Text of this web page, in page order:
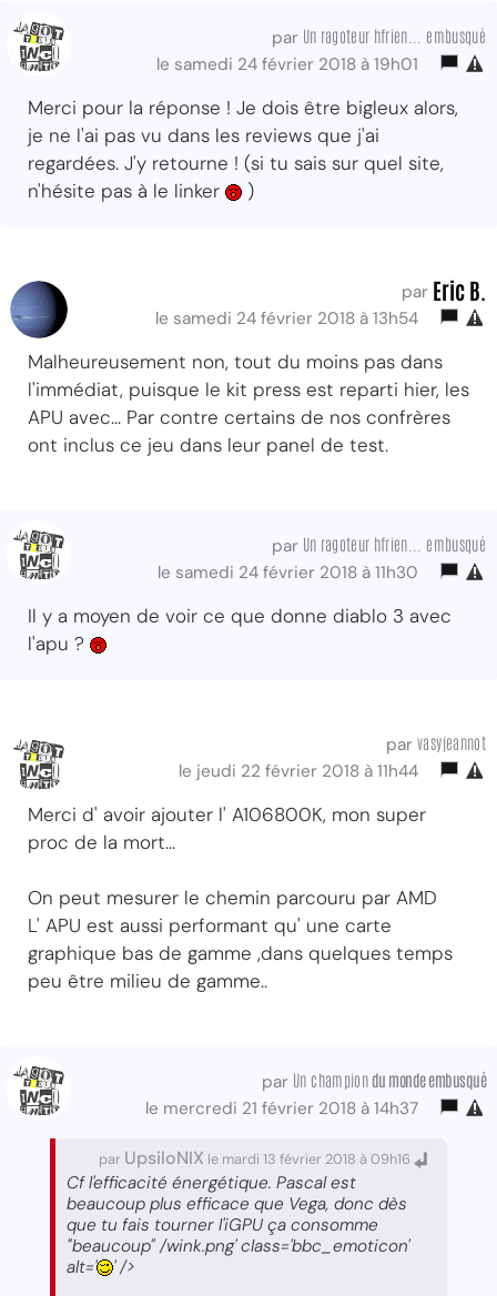
par Un ragoteur hfrien... embusqué
le samedi 24 février 2018 à 19h01
Merci pour la réponse ! Je dois être bigleux alors,
je ne l'ai pas vu dans les reviews que j'ai
regardées. J'y retourne ! (si tu sais sur quel site,
n'hésite pas à le linker
)
par Eric B.
le samedi 24 février 2018 à 13h54
Malheureusement non, tout du moins pas dans
l'immédiat, puisque le kit press est reparti hier, les
APU avec... Par contre certains de nos confrères
ont inclus ce jeu dans leur panel de test.
par Un ragoteur hfrien... embusqué
le samedi 24 février 2018 à 11h30
Il y a moyen de voir ce que donne diablo 3 avec
l'apu ?
parvasyjeannot
le jeudi 22 février 2018 à 11h44
Merci d' avoir ajouter l' A106800K, mon super
proc de la mort...
On peut mesurer le chemin parcouru par AMD
L' APU est aussi performant qu' une carte
graphique bas de gamme ,dans quelques temps
peu être milieu de gamme..
par Un champion du monde embusqué
le mercredi 21 février 2018 à 14h37
par UpsiloNIX le mardi 13 février 2018 à 09h16
Cf l'efficacité énergétique. Pascal est
beaucoup plus efficace que Vega, donc dès
que tu fais tourner l'iGPU ça consomme
"beaucoup" /wink.png' class='bbc_emoticon'
alt='
' />